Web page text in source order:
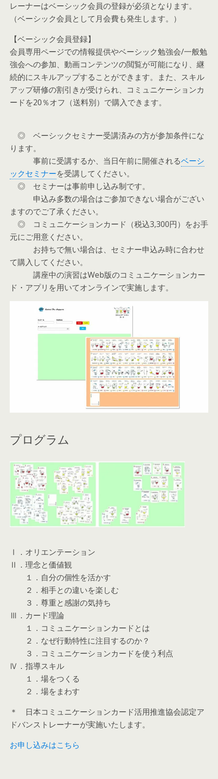
レーナーはベーシック会員の登録が必須となります。
（ベーシック会員として月会費も発生します。）
【ベーシック会員登録】
会員専用ページでの情報提供やベーシック勉強会/一般勉
強会への参加、動画コンテンツの閲覧が可能になり、継
続的にスキルアップすることができます。また、スキル
アップ研修の割引きが受けられ、コミュニケーションカ
ードを20％オフ（送料別）で購入できます。
◎ ベーシックセミナー受講済みの方が参加条件にな
ります。
事前に受講するか、当日午前に開催されるベーシ
ックセミナーを受講してください。
◎ セミナーは事前申し込み制です。
申込み多数の場合はご参加できない場合がござい
ますのでご了承ください。
◎ コミュニケーションカード（税込3,300円）をお手
元にご用意ください。
お持ちで無い場合は、セミナー申込み時に合わせ
て購入してください。
講座中の演習はWeb版のコミュニケーションカー
ド・アプリを用いてオンラインで実施します。
プログラム
Ⅰ．オリエンテーション
Ⅱ．理念と価値観
１．自分の個性を活かす
２．相手との違いを楽しむ
３．尊重と感謝の気持ち
Ⅲ．カード理論
１．コミュニケーションカードとは
２．なぜ行動特性に注目するのか？
３．コミュニケーションカードを使う利点
Ⅳ．指導スキル
１．場をつくる
２．場をまわす
＊ 日本コミュニケーションカード活用推進協会認定ア
ドバンストレーナーが実施いたします。
お申し込みはこちら